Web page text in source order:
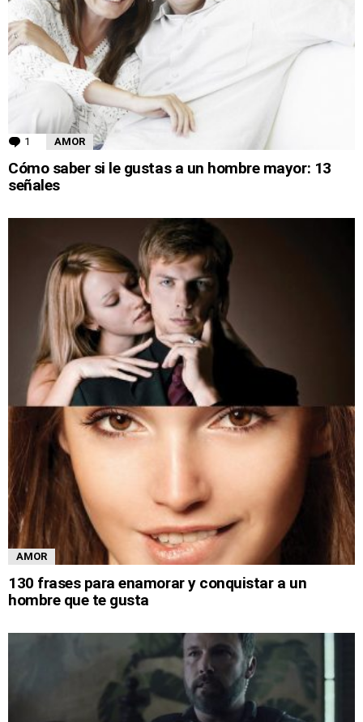
1 Comment
AMOR
Cómo saber si le gustas a un hombre mayor: 13
señales
AMOR
130 frases para enamorar y conquistar a un
hombre que te gusta